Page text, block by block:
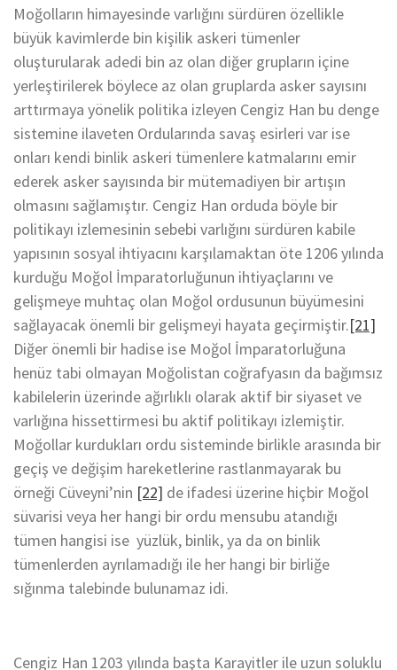
Moğolların himayesinde varlığını sürdüren özellikle
büyük kavimlerde bin kişilik askeri tümenler
oluşturularak adedi bin az olan diğer grupların içine
yerleştirilerek böylece az olan gruplarda asker sayısını
arttırmaya yönelik politika izleyen Cengiz Han bu denge
sistemine ilaveten Ordularında savaş esirleri var ise
onları kendi binlik askeri tümenlere katmalarını emir
ederek asker sayısında bir mütemadiyen bir artışın
olmasını sağlamıştır. Cengiz Han orduda böyle bir
politikayı izlemesinin sebebi varlığını sürdüren kabile
yapısının sosyal ihtiyacını karşılamaktan öte 1206 yılında
kurduğu Moğol İmparatorluğunun ihtiyaçlarını ve
gelişmeye muhtaç olan Moğol ordusunun büyümesini
sağlayacak önemli bir gelişmeyi hayata geçirmiştir.[21]
Diğer önemli bir hadise ise Moğol İmparatorluğuna
henüz tabi olmayan Moğolistan coğrafyasın da bağımsız
kabilelerin üzerinde ağırlıklı olarak aktif bir siyaset ve
varlığına hissettirmesi bu aktif politikayı izlemiştir.
Moğollar kurdukları ordu sisteminde birlikle arasında bir
geçiş ve değişim hareketlerine rastlanmayarak bu
örneği Cüveyni’nin [22] de ifadesi üzerine hiçbir Moğol
süvarisi veya her hangi bir ordu mensubu atandığı
tümen hangisi ise yüzlük, binlik, ya da on binlik
tümenlerden ayrılamadığı ile her hangi bir birliğe
sığınma talebinde bulunamaz idi.
Cengiz Han 1203 yılında başta Karayitler ile uzun soluklu